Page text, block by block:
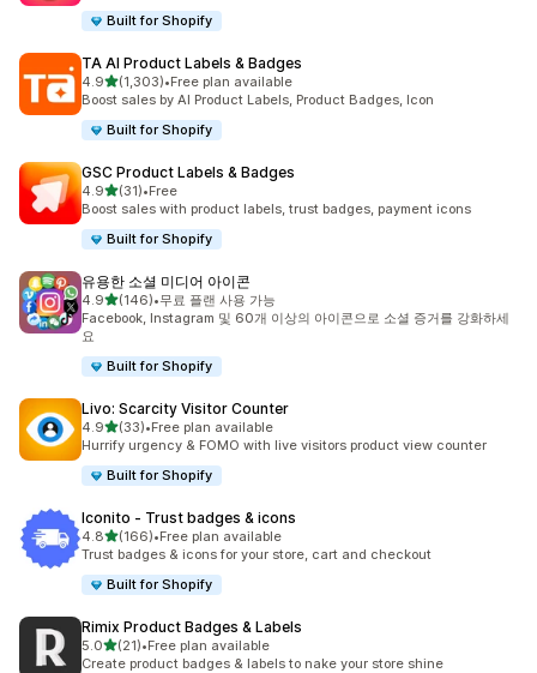
Built for Shopify
TA AI Product Labels & Badges
4.9별 5개 중
(1,303)
총 리뷰 1303개
•Free plan available
Boost sales by AI Product Labels, Product Badges, Icon
Built for Shopify
GSC Product Labels & Badges
4.9별 5개 중
(31)
총 리뷰 31개
•Free
Boost sales with product labels, trust badges, payment icons
Built for Shopify
유용한 소셜 미디어 아이콘
4.9별 5개 중
(146)
총 리뷰 146개
•무료 플랜 사용 가능
Facebook, Instagram 및 60개 이상의 아이콘으로 소셜 증거를 강화하세
요
Built for Shopify
Livo: Scarcity Visitor Counter
4.9별 5개 중
(33)
총 리뷰 33개
•Free plan available
Hurrify urgency & FOMO with live visitors product view counter
Built for Shopify
Iconito ‑ Trust badges & icons
4.8별 5개 중
(166)
총 리뷰 166개
•Free plan available
Trust badges & icons for your store, cart and checkout
Built for Shopify
Rimix Product Badges & Labels
5.0별 5개 중
(21)
총 리뷰 21개
•Free plan available
Create product badges & labels to nake your store shine